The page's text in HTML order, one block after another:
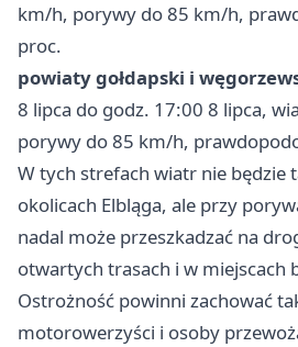
km/h, porywy do 85 km/h,
proc.
powiaty gołdapski i
8 lipca do godz. 17:00 8 lipca,
porywy do 85 km/h,
W tych strefach wiatr nie będzie
okolicach Elbląga, ale przy
nadal może przeszkadzać na
otwartych trasach i w miejscach
Ostrożność powinni zachować
motorowerzyści i osoby